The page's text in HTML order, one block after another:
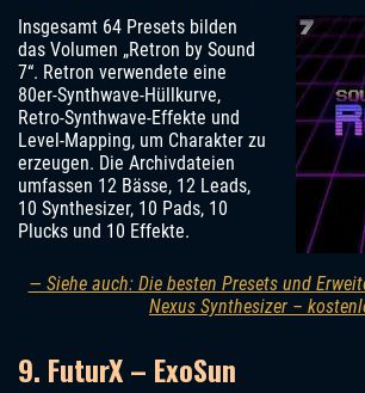
Insgesamt 64 Presets bilden
das Volumen „Retron by Sound
7“. Retron verwendete eine
80er-Synthwave-Hüllkurve,
Retro-Synthwave-Effekte und
Level-Mapping, um Charakter zu
erzeugen. Die Archivdateien
umfassen 12 Bässe, 12 Leads,
10 Synthesizer, 10 Pads, 10
Plucks und 10 Effekte.
— Siehe auch: Die besten Presets und
Nexus Synthesizer –
9. FuturX – ExoSun